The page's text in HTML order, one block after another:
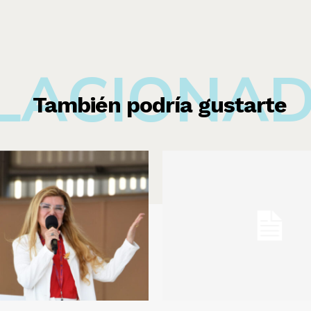
También podría gustarte